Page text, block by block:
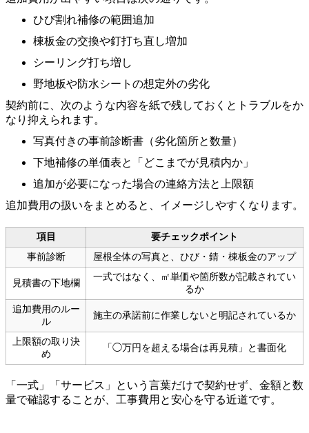
ひび割れ補修の範囲追加
棟板金の交換や釘打ち直し増加
シーリング打ち増し
野地板や防水シートの想定外の劣化
契約前に、次のような内容を紙で残しておくとトラブルをか
なり抑えられます。
写真付きの事前診断書（劣化箇所と数量）
下地補修の単価表と「どこまでが見積内か」
追加が必要になった場合の連絡方法と上限額
追加費用の扱いをまとめると、イメージしやすくなります。
項目
要チェックポイント
事前診断
屋根全体の写真と、ひび・錆・棟板金のアップ
見積書の下地欄
一式ではなく、㎡単価や箇所数が記載されてい
るか
追加費用のルー
ル
施主の承諾前に作業しないと明記されているか
上限額の取り決
め
「◯万円を超える場合は再見積」と書面化
「一式」「サービス」という言葉だけで契約せず、金額と数
量で確認することが、工事費用と安心を守る近道です。